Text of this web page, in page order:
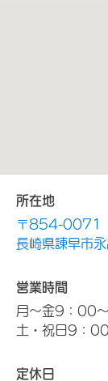
所在地
〒854-0071
長崎県諌早市
営業時間
月～金9：00
土・祝日9：
定休日